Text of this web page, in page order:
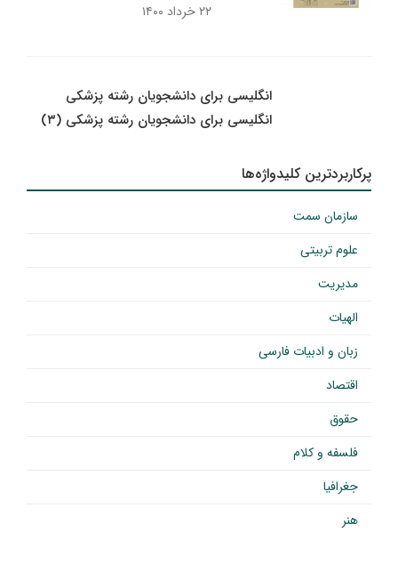
۲۲ خرداد ۱۴۰۰
انگلیسی برای دانشجویان رشته پزشکی
انگلیسی برای دانشجویان رشته پزشکی (۳)
پرکاربردترین کلیدواژه‌ها
سازمان سمت
علوم تربیتی
مدیریت
الهیات
زبان و ادبیات فارسی
اقتصاد
حقوق
فلسفه و کلام
جغرافیا
هنر